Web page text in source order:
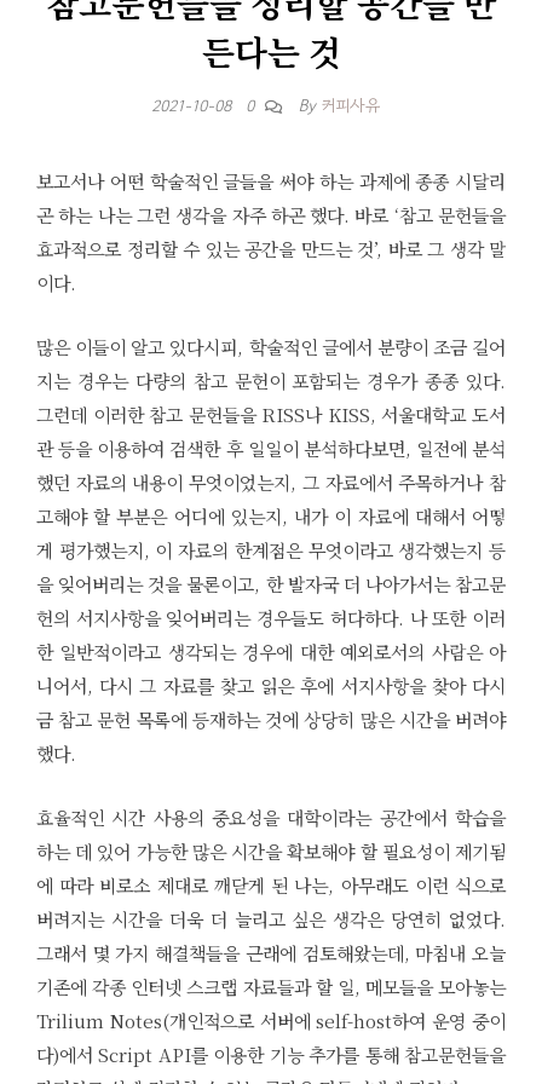
든다는 것
2021-10-08 0 By 커피사유
보고서나 어떤 학술적인 글들을 써야 하는 과제에 종종 시달리
곤 하는 나는 그런 생각을 자주 하곤 했다. 바로 ‘참고 문헌들을
효과적으로 정리할 수 있는 공간을 만드는 것’, 바로 그 생각 말
이다.
많은 이들이 알고 있다시피, 학술적인 글에서 분량이 조금 길어
지는 경우는 다량의 참고 문헌이 포함되는 경우가 종종 있다.
그런데 이러한 참고 문헌들을 RISS나 KISS, 서울대학교 도서
관 등을 이용하여 검색한 후 일일이 분석하다보면, 일전에 분석
했던 자료의 내용이 무엇이었는지, 그 자료에서 주목하거나 참
고해야 할 부분은 어디에 있는지, 내가 이 자료에 대해서 어떻
게 평가했는지, 이 자료의 한계점은 무엇이라고 생각했는지 등
을 잊어버리는 것을 물론이고, 한 발자국 더 나아가서는 참고문
헌의 서지사항을 잊어버리는 경우들도 허다하다. 나 또한 이러
한 일반적이라고 생각되는 경우에 대한 예외로서의 사람은 아
니어서, 다시 그 자료를 찾고 읽은 후에 서지사항을 찾아 다시
금 참고 문헌 목록에 등재하는 것에 상당히 많은 시간을 버려야
했다.
효율적인 시간 사용의 중요성을 대학이라는 공간에서 학습을
하는 데 있어 가능한 많은 시간을 확보해야 할 필요성이 제기됨
에 따라 비로소 제대로 깨닫게 된 나는, 아무래도 이런 식으로
버려지는 시간을 더욱 더 늘리고 싶은 생각은 당연히 없었다.
그래서 몇 가지 해결책들을 근래에 검토해왔는데, 마침내 오늘
기존에 각종 인터넷 스크랩 자료들과 할 일, 메모들을 모아놓는
Trilium Notes(개인적으로 서버에 self-host하여 운영 중이
다)에서 Script API를 이용한 기능 추가를 통해 참고문헌들을